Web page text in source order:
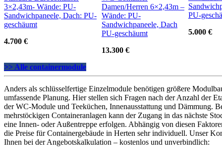
3×2,43m- Wände: PU-
Sandwichpaneele, Dach: PU-
geschäumt
4.700 €
Damen/Herren 6×2,43m –
Wände: PU-
Sandwichpaneele, Dach
PU-geschäumt
13.300 €
PU-
5.000 €
>> Alle containermodule
Anders als schlüsselfertige Einzelmodule benötigen größere
umfassende Planung. Hier stellen sich Fragen nach der Anzahl der
der WC-Module und Teeküchen, Innenausstattung und Dämmung.
mehrstöckigen Containeranlagen kann der Zugang in das nächste
eine Innen- oder Außentreppe erfolgen. Abhängig von diesen
die Preise für Containergebäude in Herten sehr individuell. Unser
Ihnen bei der Angebotskalkulation – kostenlos und unverbindlich: